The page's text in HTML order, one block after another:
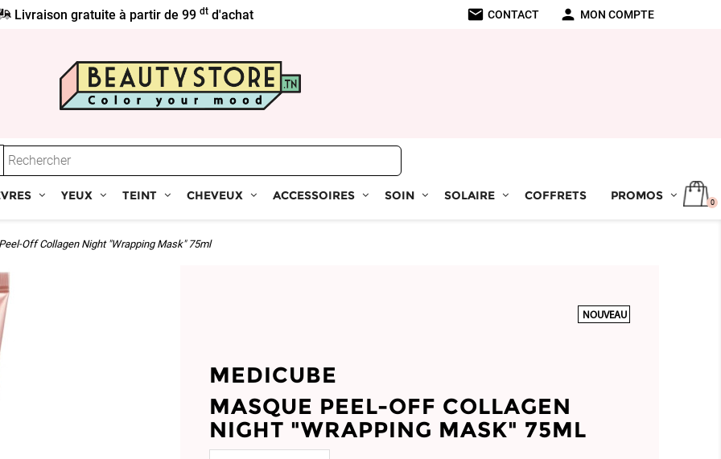
Livraison gratuite à partir de 99dt d'achat mail CONTACT person MON COMPTE
YEUX TEINT CHEVEUX ACCESSOIRES SOIN SOLAIRE COFFRETS PROMOS 0
Off Collagen Night "Wrapping Mask" 75ml
NOUVEAU
MEDICUBE
MASQUE PEEL-OFF COLLAGEN
NIGHT "WRAPPING MASK" 75ML